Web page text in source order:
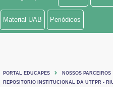
Ministério de Minas e Energia
Ministério do Turismo
Material UAB Periódicos
PORTAL EDUCAPES
NOSSOS PARCEIROS
REPOSITORIO INSTITUCIONAL DA UTFPR -